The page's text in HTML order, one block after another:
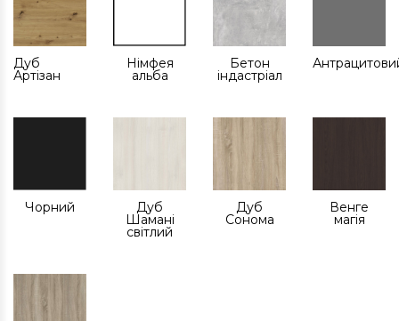
Дуб
Артізан
Німфея
альба
Бетон
індастріал
Чорний Дуб
Шамані
світлий
Дуб
Сонома
Венге
магія